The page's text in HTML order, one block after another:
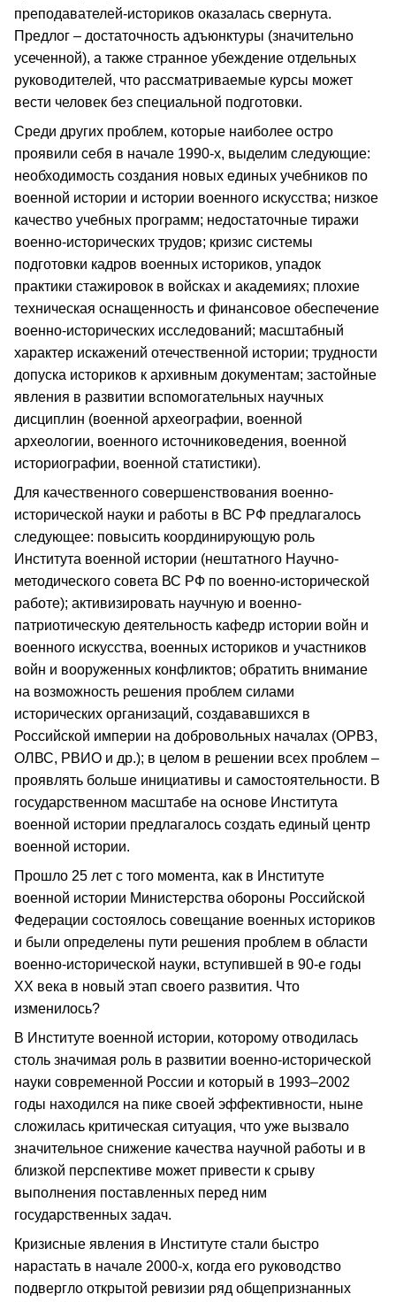
преподавателей-историков оказалась свернута.
Предлог – достаточность адъюнктуры (значительно
усеченной), а также странное убеждение отдельных
руководителей, что рассматриваемые курсы может
вести человек без специальной подготовки.
Среди других проблем, которые наиболее остро
проявили себя в начале 1990-х, выделим следующие:
необходимость создания новых единых учебников по
военной истории и истории военного искусства; низкое
качество учебных программ; недостаточные тиражи
военно-исторических трудов; кризис системы
подготовки кадров военных историков, упадок
практики стажировок в войсках и академиях; плохие
техническая оснащенность и финансовое обеспечение
военно-исторических исследований; масштабный
характер искажений отечественной истории; трудности
допуска историков к архивным документам; застойные
явления в развитии вспомогательных научных
дисциплин (военной археографии, военной
археологии, военного источниковедения, военной
историографии, военной статистики).
Для качественного совершенствования военно-
исторической науки и работы в ВС РФ предлагалось
следующее: повысить координирующую роль
Института военной истории (нештатного Научно-
методического совета ВС РФ по военно-исторической
работе); активизировать научную и военно-
патриотическую деятельность кафедр истории войн и
военного искусства, военных историков и участников
войн и вооруженных конфликтов; обратить внимание
на возможность решения проблем силами
исторических организаций, создававшихся в
Российской империи на добровольных началах (ОРВЗ,
ОЛВС, РВИО и др.); в целом в решении всех проблем –
проявлять больше инициативы и самостоятельности. В
государственном масштабе на основе Института
военной истории предлагалось создать единый центр
военной истории.
Прошло 25 лет с того момента, как в Институте
военной истории Министерства обороны Российской
Федерации состоялось совещание военных историков
и были определены пути решения проблем в области
военно-исторической науки, вступившей в 90-е годы
ХХ века в новый этап своего развития. Что
изменилось?
В Институте военной истории, которому отводилась
столь значимая роль в развитии военно-исторической
науки современной России и который в 1993–2002
годы находился на пике своей эффективности, ныне
сложилась критическая ситуация, что уже вызвало
значительное снижение качества научной работы и в
близкой перспективе может привести к срыву
выполнения поставленных перед ним
государственных задач.
Кризисные явления в Институте стали быстро
нарастать в начале 2000-х, когда его руководство
подвергло открытой ревизии ряд общепризнанных